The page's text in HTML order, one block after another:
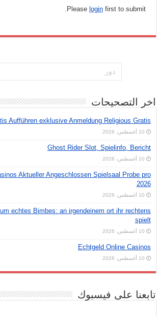
Please loginfirst to submit.
اخر التصحيحات
Aufführen exklusive Anmeldung Religious Gratis
10 أغسطس، 2026
Ghost Rider Slot, Spielinfo, Bericht
10 أغسطس، 2026
Aktueller Angeschlossen Spielsaal Probe pro
2026
10 أغسطس، 2026
echtes Bimbes: an irgendeinem ort ihr rechtens
spielt
10 أغسطس، 2026
Echtgeld Online Casinos
10 أغسطس، 2026
تابعنا على فيسبوك